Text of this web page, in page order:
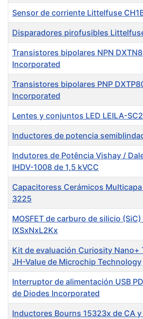
Sensor de corriente Littelfuse
Disparadores pirofusibles
Transistores bipolares NPN
Incorporated
Transistores bipolares PNP
Incorporated
Lentes y conjuntos LED LEILA-SC2
Inductores de potencia
Indutores de Potência Vishay /
IHDV-1008 de 1,5 kVCC
Capacitoress Cerámicos
3225
MOSFET de carburo de silicio (SiC)
IXSxNxL2Kx
Kit de evaluación Curiosity Nano+
JH-Value de Microchip Technology
Interruptor de alimentación USB
de Diodes Incorporated
Inductores Bourns 15323x de CA y